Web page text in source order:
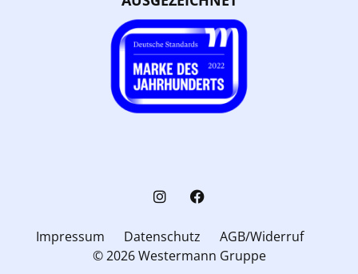
Impressum Datenschutz
AGB/Widerruf
© 2026 Westermann Gruppe